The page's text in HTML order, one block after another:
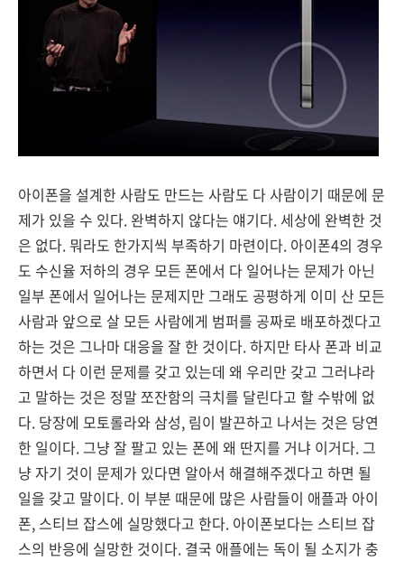
아이폰을 설계한 사람도 만드는 사람도 다 사람이기 때문에 문
제가 있을 수 있다. 완벽하지 않다는 얘기다. 세상에 완벽한 것
은 없다. 뭐라도 한가지씩 부족하기 마련이다. 아이폰4의 경우
도 수신율 저하의 경우 모든 폰에서 다 일어나는 문제가 아닌
일부 폰에서 일어나는 문제지만 그래도 공평하게 이미 산 모든
사람과 앞으로 살 모든 사람에게 범퍼를 공짜로 배포하겠다고
하는 것은 그나마 대응을 잘 한 것이다. 하지만 타사 폰과 비교
하면서 다 이런 문제를 갖고 있는데 왜 우리만 갖고 그러냐라
고 말하는 것은 정말 쪼잔함의 극치를 달린다고 할 수밖에 없
다. 당장에 모토롤라와 삼성, 림이 발끈하고 나서는 것은 당연
한 일이다. 그냥 잘 팔고 있는 폰에 왜 딴지를 거냐 이거다. 그
냥 자기 것이 문제가 있다면 알아서 해결해주겠다고 하면 될
일을 갖고 말이다. 이 부분 때문에 많은 사람들이 애플과 아이
폰, 스티브 잡스에 실망했다고 한다. 아이폰보다는 스티브 잡
스의 반응에 실망한 것이다. 결국 애플에는 독이 될 소지가 충